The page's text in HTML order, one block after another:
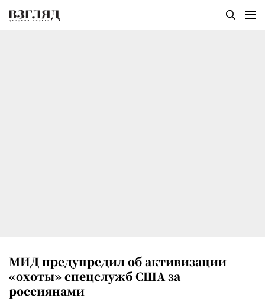
МИД предупредил об активизации
«охоты» спецслужб США за
россиянами